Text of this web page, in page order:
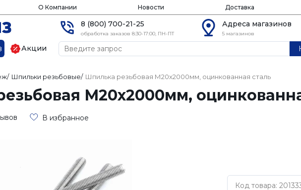
О Компании Новости Доставка
8 (800) 700-21-25
обработка заказов 8:30-17:00, ПН-ПТ
Адреса магазинов
5 магазинов
Акции
/ Шпильки резьбовые/ Шпилька резьбовая М20х2000мм, оцинкованная сталь
М20х2000мм,
В избранное
Код товара: